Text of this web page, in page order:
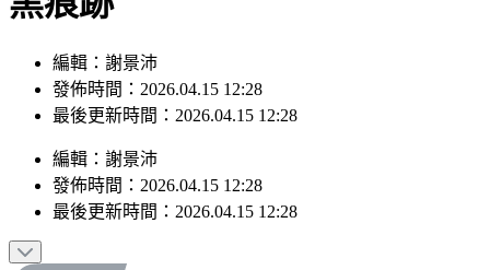
黑痕跡
編輯：謝景沛
發佈時間：2026.04.15 12:28
編輯：謝景沛
發佈時間：2026.04.15 12:28